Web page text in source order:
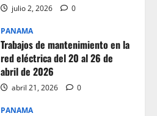
julio 2, 2026 0
PANAMA
Trabajos de mantenimiento en la
red eléctrica del 20 al 26 de
abril de 2026
abril 21, 2026 0
PANAMA